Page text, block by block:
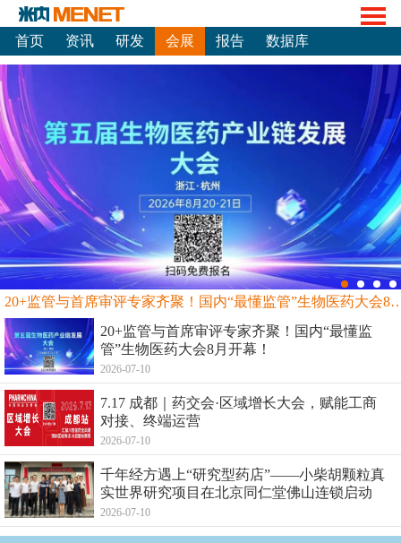
首页 资讯 研发 会展 报告 数据库
20+监管与首席审评专家齐聚！国内“最
20+监管与首席审评专家齐聚！国内“最懂监
管”生物医药大会8月开幕！
2026-07-10
7.17 成都｜药交会·区域增长大会，赋能工商
对接、终端运营
2026-07-10
千年经方遇上“研究型药店”——小柴胡颗粒真
实世界研究项目在北京同仁堂佛山连锁启动
2026-07-10